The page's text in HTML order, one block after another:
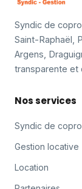
Syndic de
Saint-Raphaël,
Argens,
transparente et
Nos services
Syndic de
Gestion locative
Location